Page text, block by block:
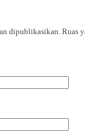
dipublikasikan. Ruas